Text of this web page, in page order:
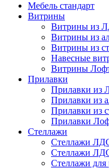
Мебель стандарт
Витрины
Витрины из
Витрины из
Витрины из
Навесные
Витрины
Прилавки
Прилавки из
Прилавки из
Прилавки из
Прилавки
Стеллажи
Стеллажи
Стеллажи
Стеллажи для